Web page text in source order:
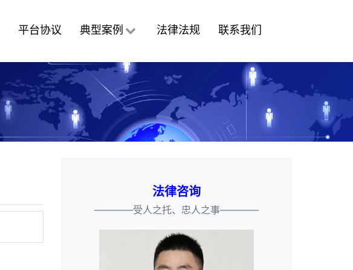
平台协议 典型案例 法律法规 联系我们
法律咨询
————受人之托、忠人之事————